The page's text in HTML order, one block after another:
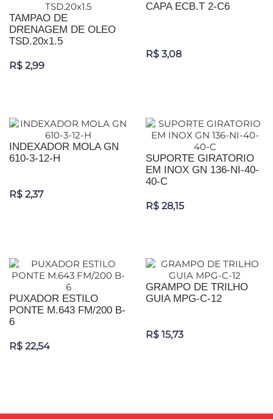
TAMPAO DE
DRENAGEM DE OLEO
TSD.20x1.5
R$ 2,99
CAPA ECB.T 2-C6
R$ 3,08
INDEXADOR MOLA GN
610-3-12-H
R$ 2,37
SUPORTE GIRATORIO
EM INOX GN 136-NI-40-
40-C
R$ 28,15
PUXADOR ESTILO
PONTE M.643 FM/200 B-
6
R$ 22,54
GRAMPO DE TRILHO
GUIA MPG-C-12
R$ 15,73